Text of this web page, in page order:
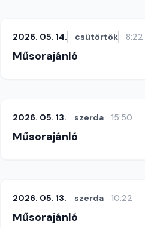
2026. 05. 14. csütörtök 8:22
Műsorajánló
2026. 05. 13. szerda 15:50
Műsorajánló
2026. 05. 13. szerda 10:22
Műsorajánló